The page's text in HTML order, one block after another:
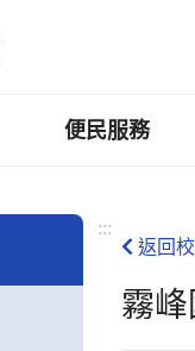
便民服務
:::
返回
霧